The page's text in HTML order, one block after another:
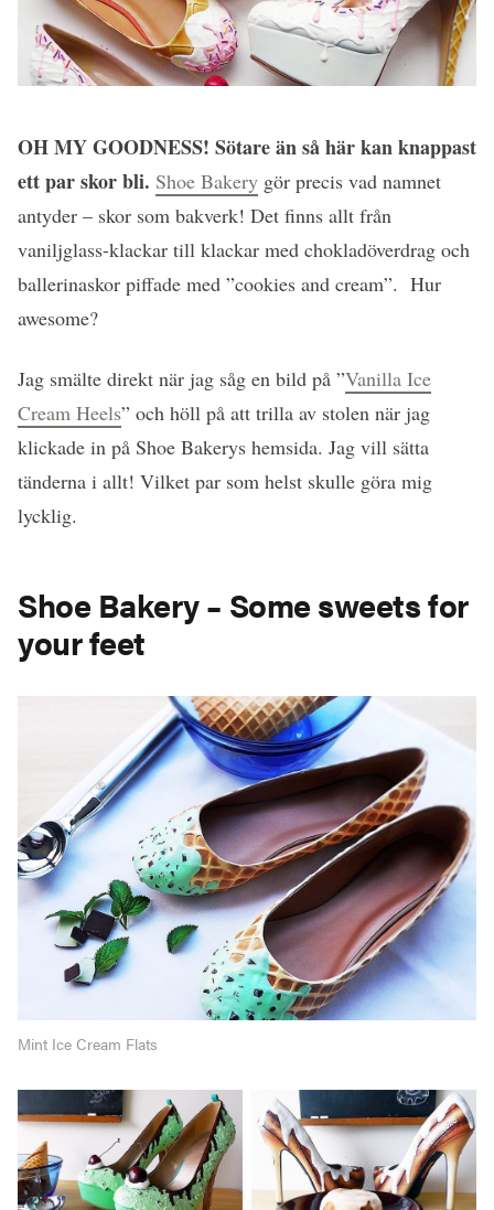
OH MY GOODNESS! Sötare än så här kan knappast
ett par skor bli. Shoe Bakery gör precis vad namnet
antyder – skor som bakverk! Det finns allt från
vaniljglass-klackar till klackar med chokladöverdrag och
ballerinaskor piffade med ”cookies and cream”. Hur
awesome?
Jag smälte direkt när jag såg en bild på ”Vanilla Ice
Cream Heels” och höll på att trilla av stolen när jag
klickade in på Shoe Bakerys hemsida. Jag vill sätta
tänderna i allt! Vilket par som helst skulle göra mig
lycklig.
Shoe Bakery – Some sweets for
your feet
Mint Ice Cream Flats